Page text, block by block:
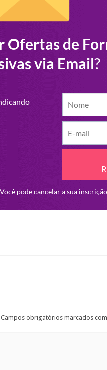
Campos obrigatórios marcados com